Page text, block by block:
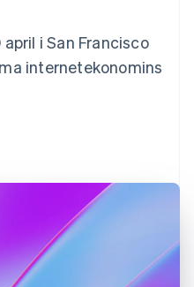
i San Francisco
internetekonomins